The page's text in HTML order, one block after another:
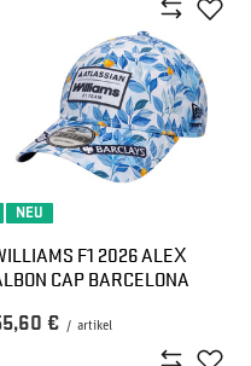
NEU
F1 2026 ALEX
CAP BARCELONA
€ / artikel